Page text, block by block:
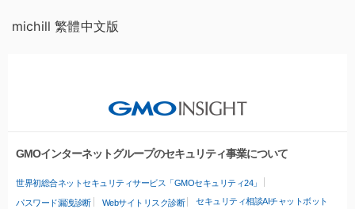
michill 繁體中文版
GMOインターネットグループのセキュリティ事業について
世界初総合ネットセキュリティサービス「GMOセキュリティ24」
パスワード漏洩診断 Webサイトリスク診断 セキュリティ相談AIチャットボット